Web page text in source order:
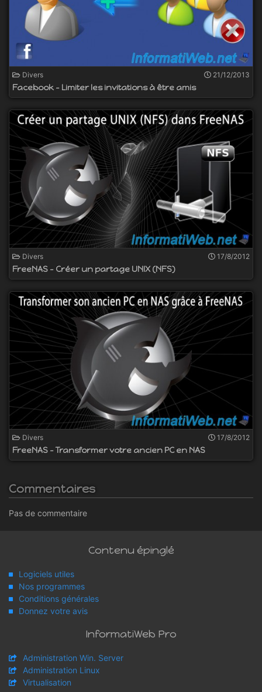
Divers 21/12/2013
Facebook - Limiter les invitations à être amis
Divers 17/8/2012
FreeNAS - Créer un partage UNIX (NFS)
Divers 17/8/2012
FreeNAS - Transformer votre ancien PC en NAS
Commentaires
Pas de commentaire
Contenu épinglé
Logiciels utiles
Nos programmes
Conditions générales
Donnez votre avis
InformatiWeb Pro
Administration Win. Server
Administration Linux
Virtualisation